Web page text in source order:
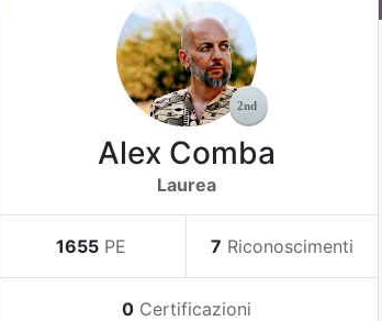
Alex Comba
Laurea
1655 PE 7 Riconoscimenti
0 Certificazioni